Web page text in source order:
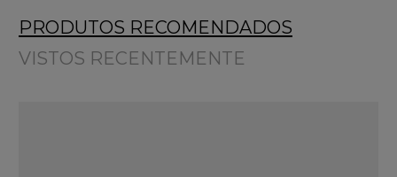
PRODUTOS RECOMENDADOS
VISTOS RECENTEMENTE